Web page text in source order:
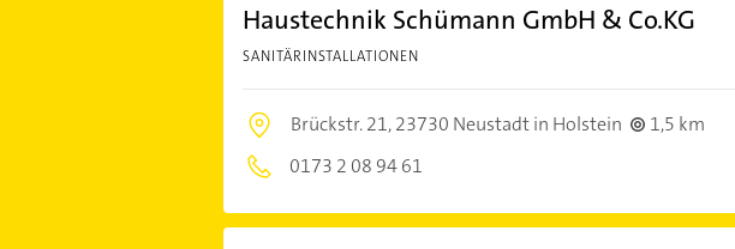
Haustechnik Schümann GmbH & Co.KG
SANITÄRINSTALLATIONEN
Brückstr. 21,23730 Neustadt in Holstein
1,5 km
0173 2 08 94 61